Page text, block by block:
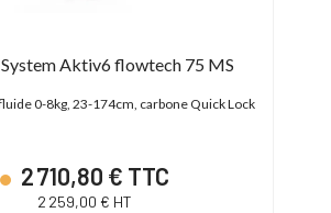
Aktiv6 flowtech 75 MS
0-8kg, 23-174cm, carbone Quick Lock
2 710,80 € TTC
2 259,00 € HT